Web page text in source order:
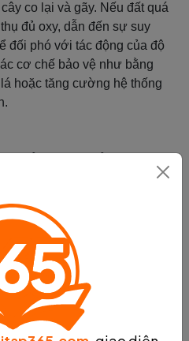
co lại và gãy. Nếu đất quá
đủ oxy, dẫn đến sự suy
đối phó với tác động của độ
cơ chế bảo vệ như bằng
hoặc tăng cường hệ thống
của cây bằng cách làm
hoặc cả cây chuyển
gió. Tốc độ gió và hướng
nghiêng của cành lá và độ
gió bằng cách thích nghi
Một số loài cây có thể phát